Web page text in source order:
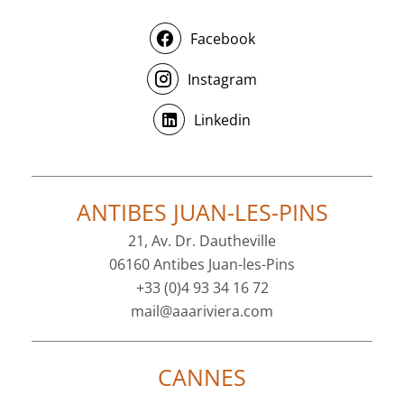
Facebook
Instagram
Linkedin
ANTIBES JUAN-LES-PINS
21, Av. Dr. Dautheville
06160 Antibes Juan-les-Pins
+33 (0)4 93 34 16 72
mail@aaariviera.com
CANNES